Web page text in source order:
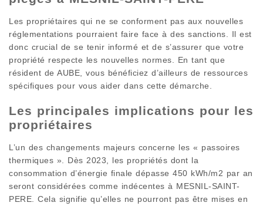
Les propriétaires qui ne se conforment pas aux nouvelles
réglementations pourraient faire face à des sanctions. Il est
donc crucial de se tenir informé et de s’assurer que votre
propriété respecte les nouvelles normes. En tant que
résident de AUBE, vous bénéficiez d’ailleurs de ressources
spécifiques pour vous aider dans cette démarche.
Les principales implications pour les
propriétaires
L’un des changements majeurs concerne les « passoires
thermiques ». Dès 2023, les propriétés dont la
consommation d’énergie finale dépasse 450 kWh/m2 par an
seront considérées comme indécentes à MESNIL-SAINT-
PERE. Cela signifie qu’elles ne pourront pas être mises en